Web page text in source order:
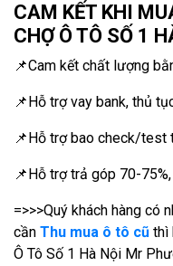
CAM KẾT KHI
CHỢ Ô TÔ SỐ 1
📌Cam kết chất lượng
📌Hỗ trợ vay bank, thủ
📌Hỗ trợ bao check/test
📌Hỗ trợ trả góp 70-
=>>>Quý khách hàng có
cần Thu mua ô tô cũ thì
Ô Tô Số 1 Hà Nội Mr